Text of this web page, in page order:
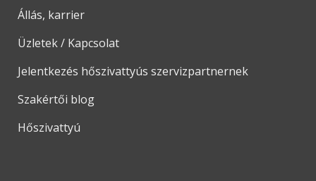
Állás, karrier
Üzletek / Kapcsolat
Jelentkezés hőszivattyús szervizpartnernek
Szakértői blog
Hőszivattyú